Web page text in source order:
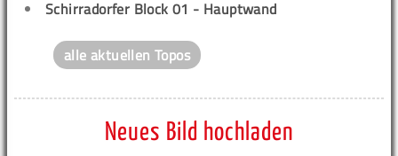
Schirradorfer Block 01 - Hauptwand
alle aktuellen Topos
Neues Bild hochladen